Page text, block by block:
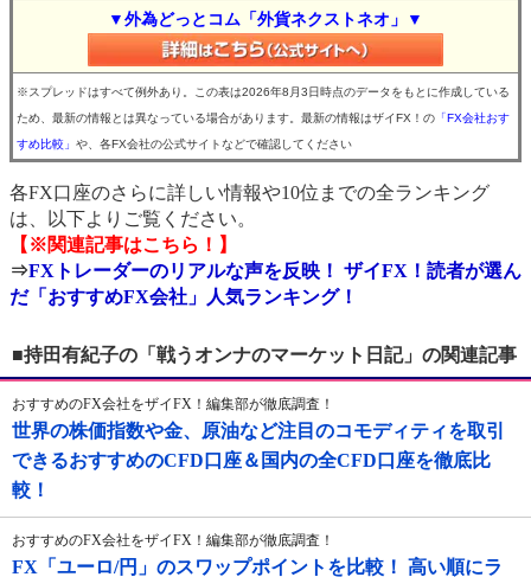
▼外為どっとコム「外貨ネクストネオ」▼
※スプレッドはすべて例外あり。この表は2026年8月3日時点のデータをもとに作成している
ため、最新の情報とは異なっている場合があります。最新の情報はザイFX！の 「FX会社おす
すめ比較」 や、各FX会社の公式サイトなどで確認してください
各FX口座のさらに詳しい情報や10位までの全ランキング
は、以下よりご覧ください。
【※関連記事はこちら！】
⇒FXトレーダーのリアルな声を反映！ ザイFX！読者が選ん
だ「おすすめFX会社」人気ランキング！
■持田有紀子の「戦うオンナのマーケット日記」の関連記事
おすすめのFX会社をザイFX！編集部が徹底調査！
世界の株価指数や金、原油など注目のコモディティを取引
できるおすすめのCFD口座＆国内の全CFD口座を徹底比
較！
おすすめのFX会社をザイFX！編集部が徹底調査！
FX「ユーロ/円」のスワップポイントを比較！ 高い順にラ